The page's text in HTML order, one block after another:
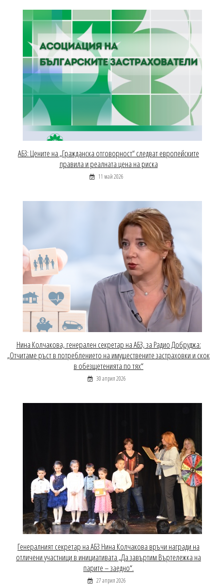
АБЗ: Цените на „Гражданска отговорност“ следват европейските
правила и реалната цена на риска
11 май 2026
Нина Колчакова, генерален секретар на АБЗ, за Радио Добруджа:
„Отчитаме ръст в потреблението на имуществените застраховки и скок
в обезщетенията по тях“
30 април 2026
Генералният секретар на АБЗ Нина Колчакова връчи награди на
отличени участници в инициативата „Да завъртим Въртележка на
парите – заедно“.
27 април 2026